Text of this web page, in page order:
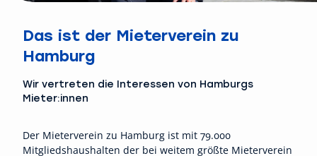
Das ist der Mieterverein zu
Hamburg
Wir vertreten die Interessen von Hamburgs
Mieter:innen
Der Mieterverein zu Hamburg ist mit 79.000
Mitgliedshaushalten der bei weitem größte Mieterverein